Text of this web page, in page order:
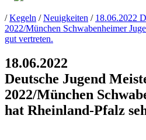
/ Kegeln / Neuigkeiten / 18.06.2022
2022/München Schwabenheimer
gut vertreten.
18.06.2022
Deutsche Jugend
2022/München
hat Rheinland-Pfalz